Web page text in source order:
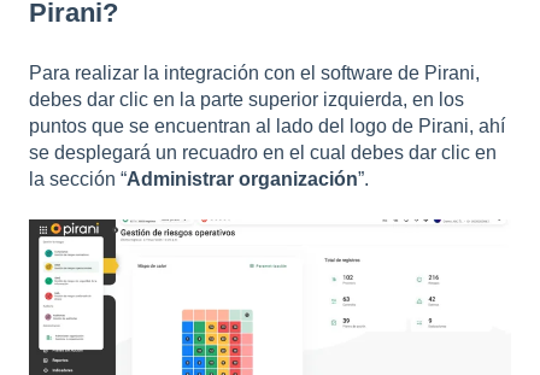
Pirani?
Para realizar la integración con el software de Pirani,
debes dar clic en la parte superior izquierda, en los
puntos que se encuentran al lado del logo de Pirani, ahí
se desplegará un recuadro en el cual debes dar clic en
la sección “Administrar organización”.